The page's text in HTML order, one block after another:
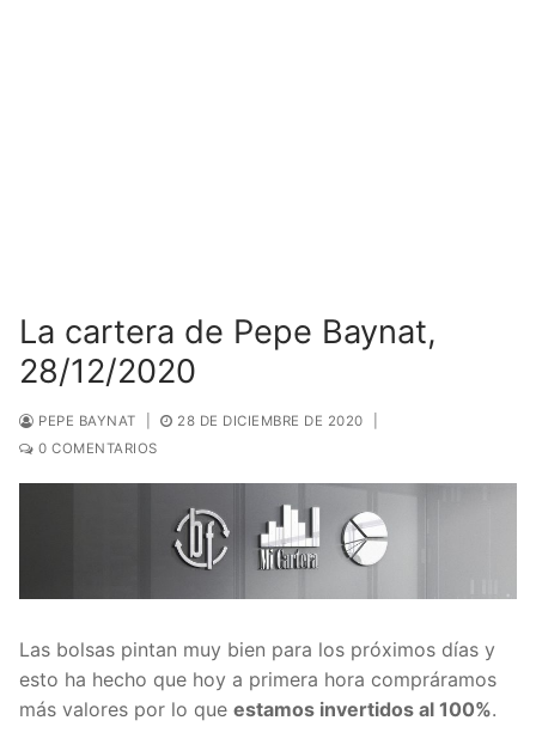
La cartera de Pepe Baynat,
28/12/2020
PEPE BAYNAT 28 DE DICIEMBRE DE 2020
0 COMENTARIOS
Las bolsas pintan muy bien para los próximos días y
esto ha hecho que hoy a primera hora compráramos
más valores por lo que estamos invertidos al 100%.